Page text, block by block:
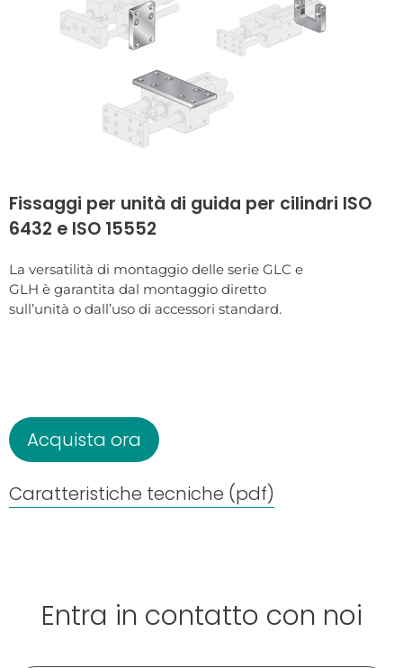
Fissaggi per unità di guida per cilindri ISO
6432 e ISO 15552
La versatilità di montaggio delle serie GLC e
GLH è garantita dal montaggio diretto
sull’unità o dall’uso di accessori standard.
Acquista ora
Caratteristiche tecniche (pdf)
Entra in contatto con noi